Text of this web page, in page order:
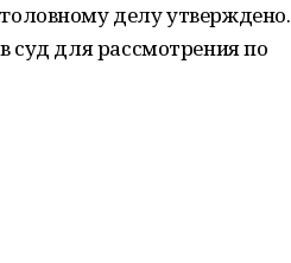
делу утверждено.
суд для рассмотрения по